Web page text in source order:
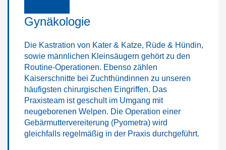
Gynäkologie
Die Kastration von Kater & Katze, Rüde & Hündin,
sowie männlichen Kleinsäugern gehört zu den
Routine-Operationen. Ebenso zählen
Kaiserschnitte bei Zuchthündinnen zu unseren
häufigsten chirurgischen Eingriffen. Das
Praxisteam ist geschult im Umgang mit
neugeborenen Welpen. Die Operation einer
Gebärmuttervereiterung (Pyometra) wird
gleichfalls regelmäßig in der Praxis durchgeführt.